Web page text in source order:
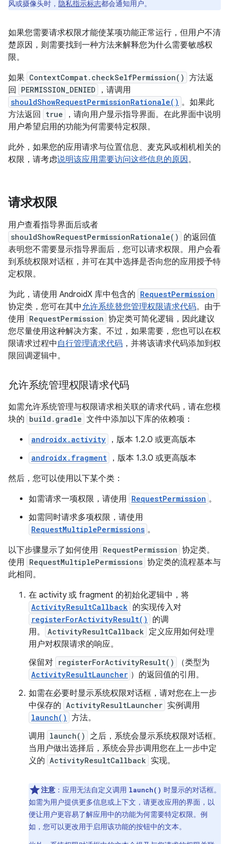
风或摄像头时， 隐私指示标志都会通知用户。
如果您需要请求权限才能使某项功能正常运行，但用户不清
楚原因，则需要找到一种方法来解释您为什么需要敏感权
限。
如果 ContextCompat.checkSelfPermission() 方法返
回
PERMISSION_DENIED ，请调用
shouldShowRequestPermissionRationale() 。如果此
方法返回
true
，请向用户显示指导界面。在此界面中说明
用户希望启用的功能为何需要特定权限。
此外，如果您的应用请求与位置信息、麦克风或相机相关的
权限，请考虑说明该应用需要访问这些信息的原因 。
请求权限
用户查看指导界面后或者
shouldShowRequestPermissionRationale()
的返回值
表明您不需要显示指导界面后，您可以请求权限。用户会看
到系统权限对话框，并可在其中选择是否向您的应用授予特
定权限。
为此，请使用 AndroidX 库中包含的 RequestPermission
协定类，您可在其中允许系统替您管理权限请求代码。由于
使用 RequestPermission 协定类可简化逻辑，因此建议
您尽量使用这种解决方案。不过，如果需要，您也可以在权
限请求过程中 自行管理请求代码 ，并将该请求代码添加到权
限回调逻辑中。
允许系统管理权限请求代码
如需允许系统管理与权限请求相关联的请求代码，请在您模
块的 build.gradle 文件中添加以下库的依赖项：
androidx.activity ，版本 1.2.0 或更高版本
androidx.fragment
，版本 1.3.0 或更高版本
然后，您可以使用以下某个类：
如需请求一项权限，请使用 RequestPermission 。
如需同时请求多项权限，请使用
RequestMultiplePermissions 。
以下步骤显示了如何使用 RequestPermission 协定类。
使用 RequestMultiplePermissions 协定类的流程基本与
此相同。
在 activity 或 fragment 的初始化逻辑中，将
ActivityResultCallback 的实现传入对
registerForActivityResult()
的调
用。
ActivityResultCallback 定义应用如何处理
用户对权限请求的响应。
保留对 registerForActivityResult() （类型为
ActivityResultLauncher ）的返回值的引用。
如需在必要时显示系统权限对话框，请对您在上一步
中保存的 ActivityResultLauncher 实例调用
launch() 方法。
调用 launch() 之后，系统会显示系统权限对话框。
当用户做出选择后，系统会异步调用您在上一步中定
义的 ActivityResultCallback 实现。
注意 ：应用无法自定义调用 launch() 时显示的对话框。
如需为用户提供更多信息或上下文，请更改应用的界面，以
便让用户更容易了解应用中的功能为何需要特定权限。例
如，您可以更改用于启用该功能的按钮中的文本。